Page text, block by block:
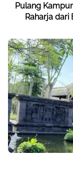
Pulang Kampung ke
Raharja dari